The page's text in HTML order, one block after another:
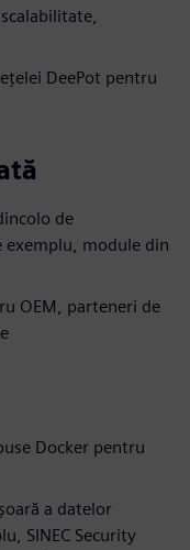
DeePot pentru
de
exemplu, module din
OEM, parteneri de
Docker pentru
a datelor
SINEC Security